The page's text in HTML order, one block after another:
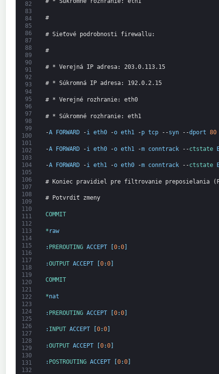
82
83
84
85
86
87
88
89
90
91
92
93
94
95
96
97
98
99
100
101
102
103
104
105
106
107
108
109
110
111
112
113
114
115
116
117
118
119
120
121
122
123
124
125
126
127
128
129
130
131
132
#
# Sieťové podrobnosti firewallu:
#
# * Verejná IP adresa: 203.0.113.15
# * Súkromná IP adresa: 192.0.2.15
# * Verejné rozhranie: eth0
# * Súkromné rozhranie: eth1
-A FORWARD -i eth0 -o eth1 -p tcp --syn --dport 80
-A FORWARD -i eth0 -o eth1 -m conntrack --ctstate
-A FORWARD -i eth1 -o eth0 -m conntrack --ctstate
# Koniec pravidiel pre filtrovanie preposielania
# Potvrdiť zmeny
COMMIT
* raw
: PREROUTING ACCEPT 0:0]
:OUTPUT ACCEPT [0:0]
COMMIT
*nat
: PREROUTING ACCEPT [0:0]
: INPUT ACCEPT 0:0]
:OUTPUT ACCEPT [0:0]
: POSTROUTING ACCEPT 0:0]